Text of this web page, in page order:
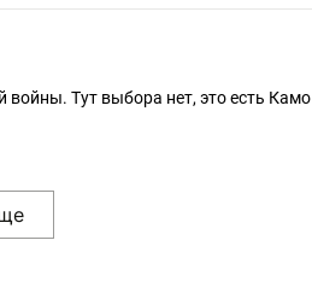
войны. Тут выбора нет, это есть Камо